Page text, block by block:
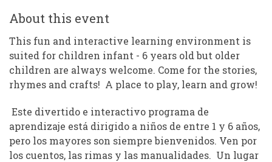
About this event
This fun and interactive learning environment is
suited for children infant - 6 years old but older
children are always welcome. Come for the stories,
rhymes and crafts! A place to play, learn and grow!
Este divertido e interactivo programa de
aprendizaje está dirigido a niños de entre 1 y 6 años,
pero los mayores son siempre bienvenidos. Ven por
los cuentos, las rimas y las manualidades. Un lugar